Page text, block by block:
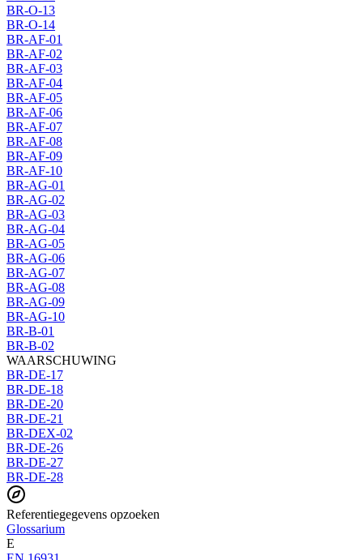
BR-O-13
BR-O-14
BR-AF-01
BR-AF-02
BR-AF-03
BR-AF-04
BR-AF-05
BR-AF-06
BR-AF-07
BR-AF-08
BR-AF-09
BR-AF-10
BR-AG-01
BR-AG-02
BR-AG-03
BR-AG-04
BR-AG-05
BR-AG-06
BR-AG-07
BR-AG-08
BR-AG-09
BR-AG-10
BR-B-01
BR-B-02
WAARSCHUWING
BR-DE-17
BR-DE-18
BR-DE-20
BR-DE-21
BR-DEX-02
BR-DE-26
BR-DE-27
BR-DE-28
Referentiegegevens opzoeken
Glossarium
E